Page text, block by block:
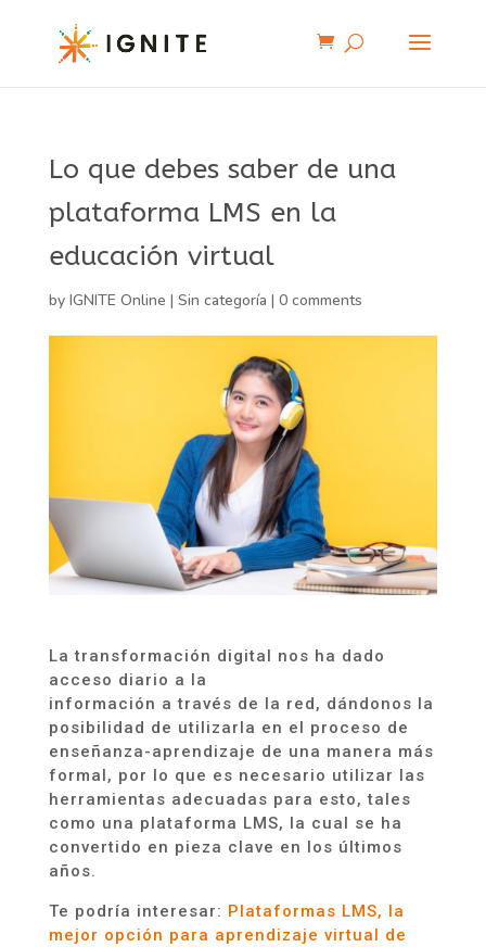
Lo que debes saber de una
plataforma LMS en la
educación virtual
by IGNITE Online | Sin categoría | 0 comments
La transformación digital nos ha dado
acceso diario a la
información a través de la red, dándonos la
posibilidad de utilizarla en el proceso de
enseñanza-aprendizaje de una manera más
formal, por lo que es necesario utilizar las
herramientas adecuadas para esto, tales
como una plataforma LMS, la cual se ha
convertido en pieza clave en los últimos
años.
Te podría interesar: Plataformas LMS, la
mejor opción para aprendizaje virtual de